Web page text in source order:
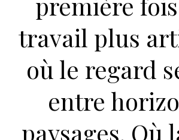
travail plus
où le regard
entre
paysages. Où